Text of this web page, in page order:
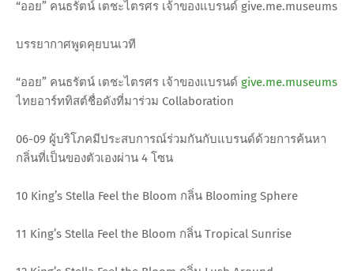
“ออย” คนธรัตน์ เตชะไตรศร เจ้าของแบรนด์ give.me.museums
บรรยากาศพูดคุยบนเวที
“ออย” คนธรัตน์ เตชะไตรศร เจ้าของแบรนด์ give.me.museums
ไทยอาร์ททิสต์ชื่อดังที่มาร่วม Collaboration
06-09 ผู้บริโภคมีประสบการณ์ร่วมกันกับแบรนด์ด้วยการค้นหา
กลิ่นที่เป็นของตัวเองผ่าน 4 โซน
10 King’s Stella Feel the Bloom กลิ่น Blooming Sphere
11 King’s Stella Feel the Bloom กลิ่น Tropical Sunrise